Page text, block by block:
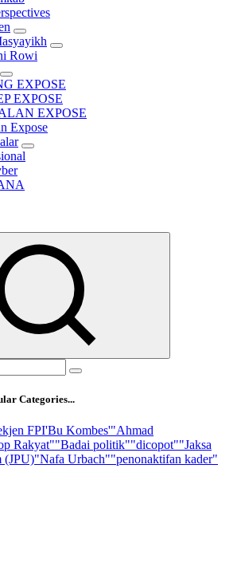
Rowi
EXPOSE
EXPOSE
EXPOSE
Expose
Categories...
FPI'Bu Kombes'"Ahmad
Rakyat""Badai politik""dicopot""Jaksa
(JPU)"Nafa Urbach""penonaktifan kader"